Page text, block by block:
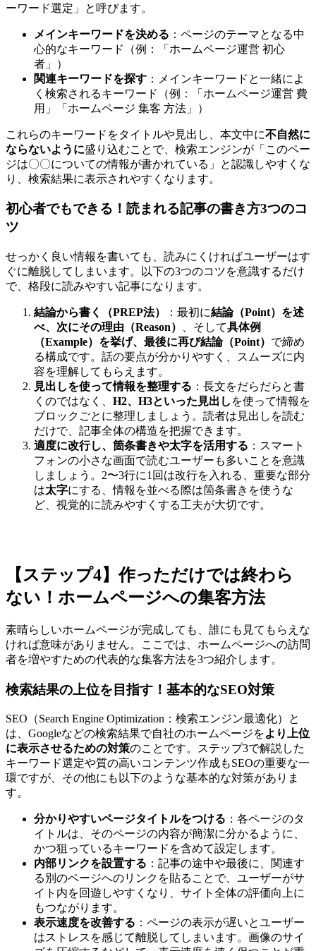
ーワード選定」と呼びます。
メインキーワードを決める ：ページのテーマとなる中
心的なキーワード（例：「ホームページ運営 初心
者」）
関連キーワードを探す ：メインキーワードと一緒によ
く検索されるキーワード（例：「ホームページ運営 費
用」「ホームページ 集客 方法」）
これらのキーワードをタイトルや見出し、本文中に不自然に
ならないように盛り込むことで、検索エンジンが「このペー
ジは〇〇についての情報が書かれている」と認識しやすくな
り、検索結果に表示されやすくなります。
初心者でもできる！読まれる記事の書き方3つのコ
ツ
せっかく良い情報を書いても、読みにくければユーザーはす
ぐに離脱してしまいます。以下の3つのコツを意識するだけ
で、格段に読みやすい記事になります。
結論から書く（PREP法） ：最初に結論（Point）を述
べ、次にその理由（Reason）
、そして具体例
（Example）を挙げ、最後に再び結論（Point） で締め
る構成です。話の要点が分かりやすく、スムーズに内
容を理解してもらえます。
見出しを使って情報を整理する ：長文をだらだらと書
くのではなく、 H2、H3といった見出し を使って情報を
ブロックごとに整理しましょう。読者は見出しを読む
だけで、記事全体の構造を把握できます。
適度に改行し、箇条書きや太字を活用する ：スマート
フォンの小さな画面で読むユーザーも多いことを意識
しましょう。2〜3行に1回は改行を入れる、重要な部分
は太字にする、情報を並べる際は箇条書きを使うな
ど、視覚的に読みやすくする工夫が大切です。
【ステップ4】作っただけでは終わら
ない！ホームページへの集客方法
素晴らしいホームページが完成しても、誰にも見てもらえな
ければ意味がありません。ここでは、ホームページへの訪問
者を増やすための代表的な集客方法を3つ紹介します。
検索結果の上位を目指す！基本的なSEO対策
SEO（Search Engine Optimization：検索エンジン最適化）と
は、Googleなどの検索結果で自社のホームページをより上位
に表示させるための対策のことです。ステップ3で解説した
キーワード選定や質の高いコンテンツ作成もSEOの重要な一
環ですが、その他にも以下のような基本的な対策がありま
す。
分かりやすいページタイトルをつける ：各ページのタ
イトルは、そのページの内容が簡潔に分かるように、
かつ狙っているキーワードを含めて設定します。
内部リンクを設置する ：記事の途中や最後に、関連す
る別のページへのリンクを貼ることで、ユーザーがサ
イト内を回遊しやすくなり、サイト全体の評価向上に
もつながります。
表示速度を改善する ：ページの表示が遅いとユーザー
はストレスを感じて離脱してしまいます。画像のサイ